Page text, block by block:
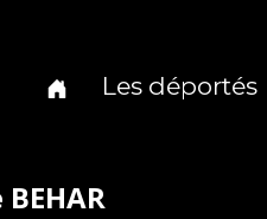
Les déportés